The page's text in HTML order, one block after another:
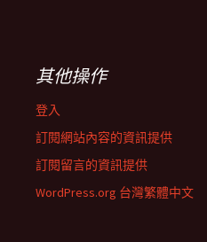
其他操作
登入
訂閱網站內容的資訊提供
訂閱留言的資訊提供
WordPress.org 台灣繁體中文